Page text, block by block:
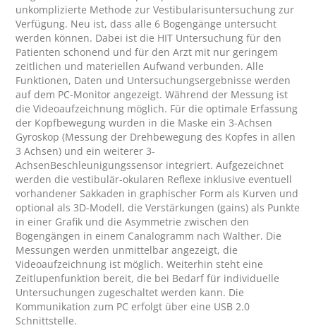
unkomplizierte Methode zur Vestibularisuntersuchung zur
Verfügung. Neu ist, dass alle 6 Bogengänge untersucht
werden können. Dabei ist die HIT Untersuchung für den
Patienten schonend und für den Arzt mit nur geringem
zeitlichen und materiellen Aufwand verbunden. Alle
Funktionen, Daten und Untersuchungsergebnisse werden
auf dem PC-Monitor angezeigt. Während der Messung ist
die Videoaufzeichnung möglich. Für die optimale Erfassung
der Kopfbewegung wurden in die Maske ein 3-Achsen
Gyroskop (Messung der Drehbewegung des Kopfes in allen
3 Achsen) und ein weiterer 3-
AchsenBeschleunigungssensor integriert. Aufgezeichnet
werden die vestibulär-okularen Reflexe inklusive eventuell
vorhandener Sakkaden in graphischer Form als Kurven und
optional als 3D-Modell, die Verstärkungen (gains) als Punkte
in einer Grafik und die Asymmetrie zwischen den
Bogengängen in einem Canalogramm nach Walther. Die
Messungen werden unmittelbar angezeigt, die
Videoaufzeichnung ist möglich. Weiterhin steht eine
Zeitlupenfunktion bereit, die bei Bedarf für individuelle
Untersuchungen zugeschaltet werden kann. Die
Kommunikation zum PC erfolgt über eine USB 2.0
Schnittstelle.